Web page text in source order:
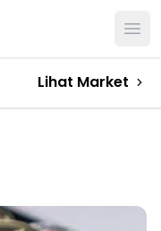
Lihat Market